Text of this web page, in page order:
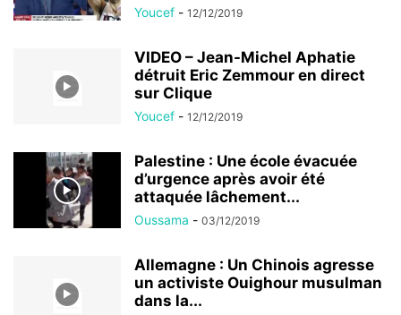
Youcef - 12/12/2019
VIDEO – Jean-Michel Aphatie
détruit Eric Zemmour en direct
sur Clique
Youcef - 12/12/2019
Palestine : Une école évacuée
d’urgence après avoir été
attaquée lâchement...
Oussama - 03/12/2019
Allemagne : Un Chinois agresse
un activiste Ouighour musulman
dans la...